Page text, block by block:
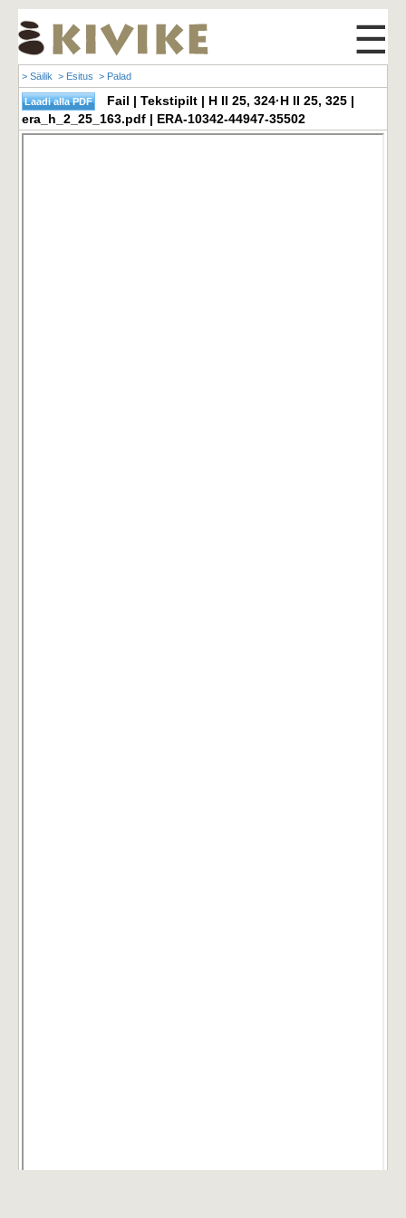
☰
> Säilik > Esitus > Palad
Fail | Tekstipilt | H II 25, 324·H II 25, 325 |
era_h_2_25_163.pdf | ERA-10342-44947-35502